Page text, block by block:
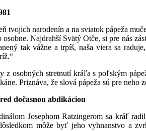
tvojich narodenín a na sviatok pápeža
osobne. Najdrahší Svätý Otče, si pre nás
tak vážne a trpíš, naša viera sa
z osobných stretnutí kráľa s poľským
Priznáva, že slová pápeža sú pre
dočasnou abdikáciou
Josephom Ratzingerom sa kráľ
môže byť jeho vyhnanstvo a